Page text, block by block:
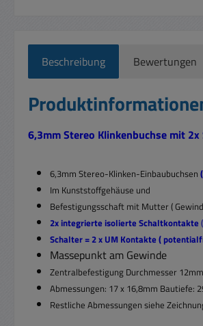
Beschreibung Bewertungen
6,3mm Stereo Klinkenbuchse mit
6,3mm Stereo-Klinken-Einbaubuchsen
Im Kunststoffgehäuse und
Befestigungsschaft mit Mutter (
2x integrierte isolierte Schaltkontakte
Schalter = 2 x UM Kontakte (
Massepunkt am Gewinde
Zentralbefestigung Durchmesser 12mm
Abmessungen: 17 x 16,8mm Bautiefe:
Restliche Abmessungen siehe